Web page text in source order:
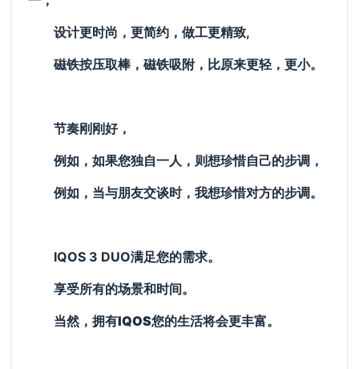
设计更时尚 ，更简约 ，做工更精致,
磁铁按压取棒，磁铁吸附，比原来更轻，更小。
节奏刚刚好，
例如，如果您独自一人，则想珍惜自己的步调，
例如，当与朋友交谈时，我想珍惜对方的步调。
IQOS 3 DUO满足您的需求。
享受所有的场景和时间。
当然，拥有IQOS您的生活将会更丰富。